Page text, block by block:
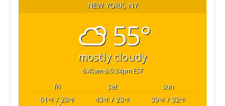
NEW YORK, NY
55°
mostly cloudy
6:45am 5:34pm EST
fri sat
sun
61 °F/ 28°F 43°F/ 23°F 39°F/ 32°F